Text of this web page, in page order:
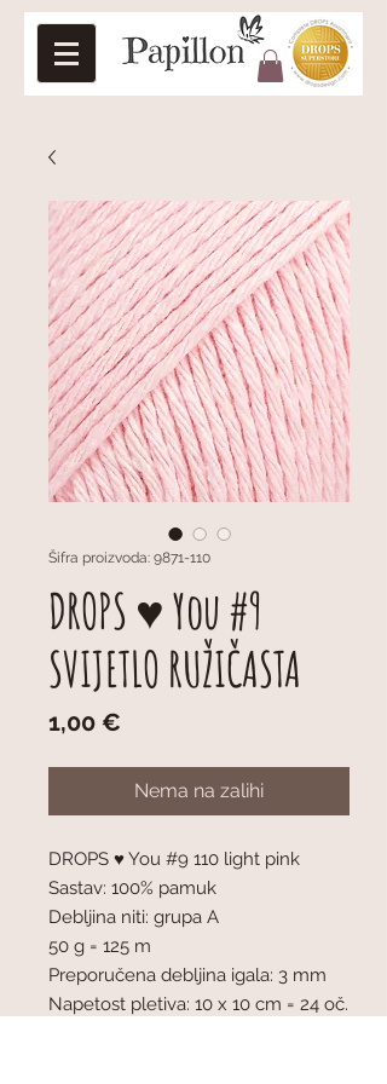
Šifra proizvoda: 9871-110
DROPS ♥ You #9
SVIJETLO RUŽIČASTA
1,00 €
Nema na zalihi
DROPS ♥ You #9 110 light pink
Sastav: 100% pamuk
Debljina niti: grupa A
50 g = 125 m
Preporučena debljina igala: 3 mm
Napetost pletiva: 10 x 10 cm = 24 oč.